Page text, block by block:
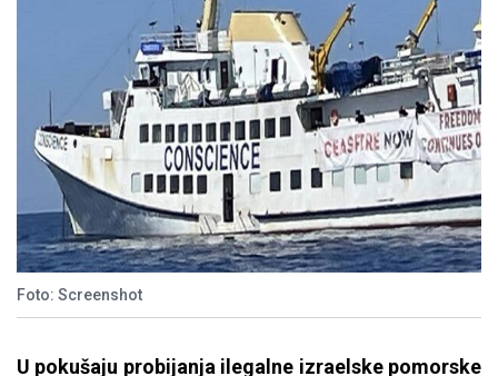
Foto: Screenshot
U pokušaju probijanja ilegalne izraelske pomorske